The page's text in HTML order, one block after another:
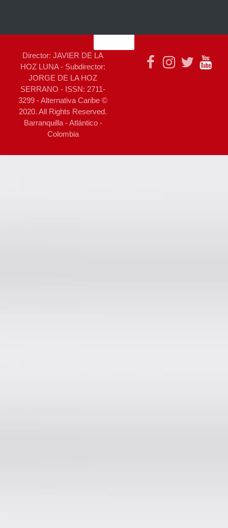
Director: JAVIER DE LA
HOZ LUNA - Subdirector:
JORGE DE LA HOZ
SERRANO - ISSN: 2711-
3299 - Alternativa Caribe ©
2020. All Rights Reserved.
Barranquilla - Atlántico -
Colombia